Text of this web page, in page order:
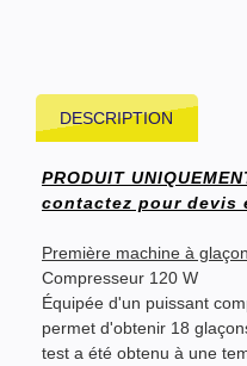
DESCRIPTION
PRODUIT
contactez pour devis
Première machine à
Compresseur 120 W
Équipée d'un puissant
permet d'obtenir 18
test a été obtenu à une